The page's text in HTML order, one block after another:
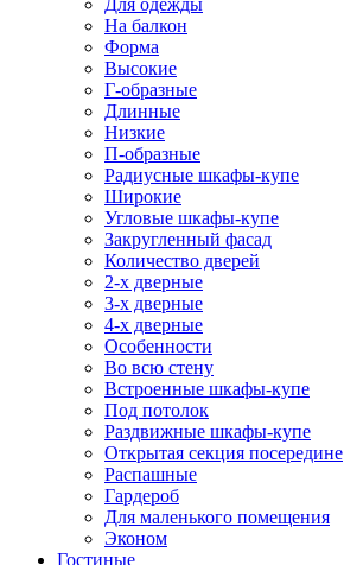
Для одежды
На балкон
Форма
Высокие
Г-образные
Длинные
Низкие
П-образные
Радиусные шкафы-купе
Широкие
Угловые шкафы-купе
Закругленный фасад
Количество дверей
2-х дверные
3-х дверные
4-х дверные
Особенности
Во всю стену
Встроенные шкафы-купе
Под потолок
Раздвижные шкафы-купе
Открытая секция посередине
Распашные
Гардероб
Для маленького помещения
Эконом
Гостиные